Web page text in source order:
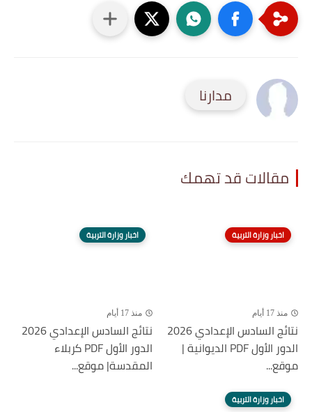
مدارنا
مقالات قد تهمك
اخبار وزارة التربية
منذ 17 أيام
نتائج السادس الإعدادي 2026
الدور الأول PDF الديوانية |
موقع...
اخبار وزارة التربية
منذ 17 أيام
نتائج السادس الإعدادي 2026
الدور الأول PDF كربلاء
المقدسة| موقع...
اخبار وزارة التربية